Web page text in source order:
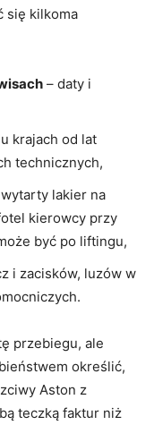
się kilkoma
– daty i
krajach od lat
technicznych,
lakier na
kierowcy przy
być po liftingu,
i zacisków, luzów w
przebiegu, ale
określić,
Aston z
teczką faktur niż